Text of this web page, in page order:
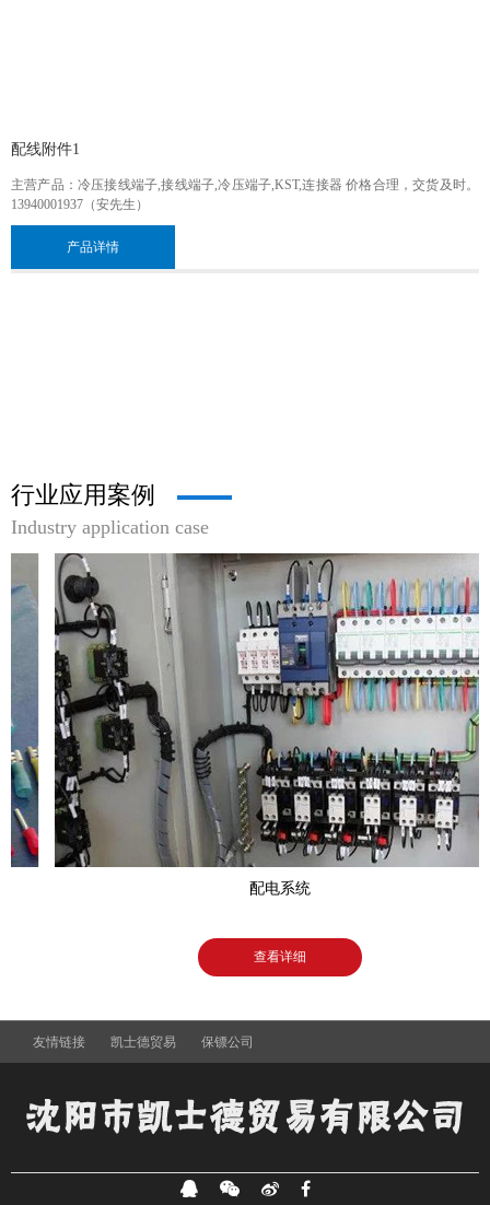
配线附件1
主营产品：冷压接线端子,接线端子,冷压端子,KST,连接器 价格合理，交货及时。
13940001937（安先生）
产品详情
行业应用案例
Industry application case
配电系统
查看详细
友情链接 凯士德贸易 保镖公司